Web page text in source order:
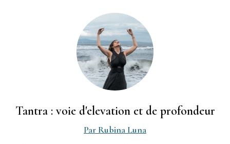
Tantra : voie d'elevation et de profondeur
Par Rubina Luna